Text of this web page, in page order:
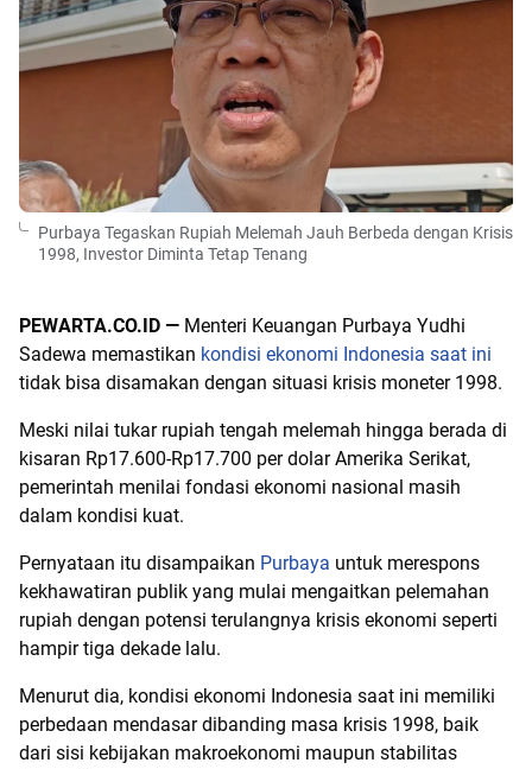
Purbaya Tegaskan Rupiah Melemah Jauh Berbeda dengan Krisis
1998, Investor Diminta Tetap Tenang
PEWARTA.CO.ID — Menteri Keuangan Purbaya Yudhi
Sadewa memastikan kondisi ekonomi Indonesia saat ini
tidak bisa disamakan dengan situasi krisis moneter 1998.
Meski nilai tukar rupiah tengah melemah hingga berada di
kisaran Rp17.600-Rp17.700 per dolar Amerika Serikat,
pemerintah menilai fondasi ekonomi nasional masih
dalam kondisi kuat.
Pernyataan itu disampaikan Purbaya untuk merespons
kekhawatiran publik yang mulai mengaitkan pelemahan
rupiah dengan potensi terulangnya krisis ekonomi seperti
hampir tiga dekade lalu.
Menurut dia, kondisi ekonomi Indonesia saat ini memiliki
perbedaan mendasar dibanding masa krisis 1998, baik
dari sisi kebijakan makroekonomi maupun stabilitas